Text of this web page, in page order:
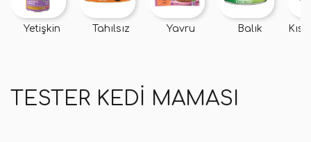
Yetişkin Tahılsız Yavru Balık
TESTER KEDI MAMASI